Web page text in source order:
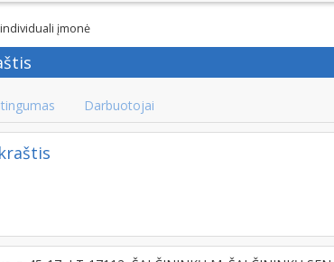
įmonė
Darbuotojai